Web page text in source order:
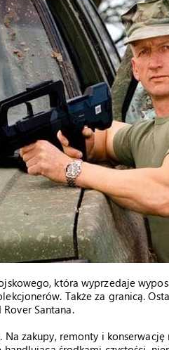
która wyprzedaje
Także za granicą.
Santana.
zakupy, remonty i konserwację